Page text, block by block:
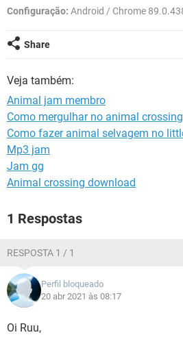
Configuração: Android / Chrome
Share
Veja também:
Animal jam membro
Como mergulhar no animal crossing
Como fazer animal selvagem no
Mp3 jam
Jam gg
Animal crossing download
1 Respostas
RESPOSTA 1 / 1
Perfil bloqueado
20 abr 2021 às 08:17
Oi Ruu,